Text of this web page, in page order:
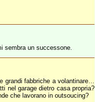
sembra un successone.
grandi fabbriche a volantinare…
nel garage dietro casa propria?
che lavorano in outsoucing?